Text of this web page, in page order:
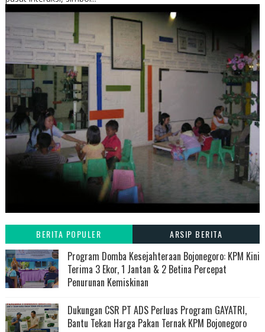
BERITA POPULER ARSIP BERITA
Program Domba Kesejahteraan Bojonegoro: KPM Kini
Terima 3 Ekor, 1 Jantan & 2 Betina Percepat
Penurunan Kemiskinan
Dukungan CSR PT ADS Perluas Program GAYATRI,
Bantu Tekan Harga Pakan Ternak KPM Bojonegoro